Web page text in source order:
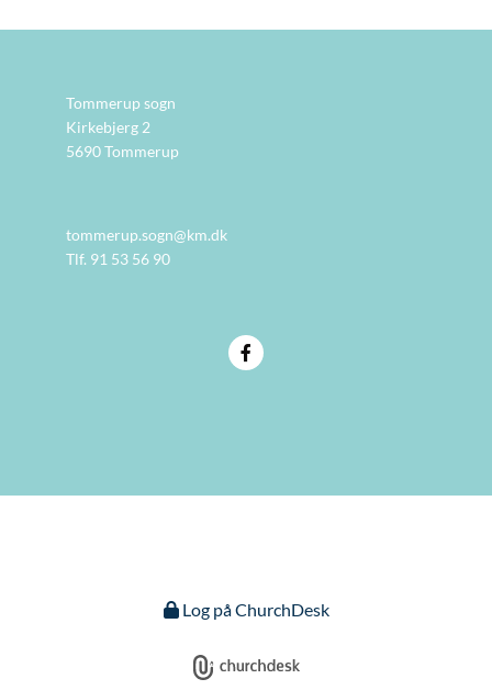
Tommerup sogn
Kirkebjerg 2
5690 Tommerup
tommerup.sogn@km.dk
Tlf. 91 53 56 90
Log på ChurchDesk